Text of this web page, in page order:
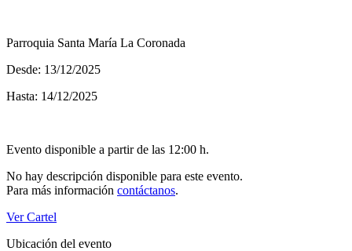
Parroquia Santa María La Coronada
Desde: 13/12/2025
Hasta: 14/12/2025
Evento disponible a partir de las 12:00 h.
No hay descripción disponible para este evento.
Para más información contáctanos.
Ver Cartel
Ubicación del evento